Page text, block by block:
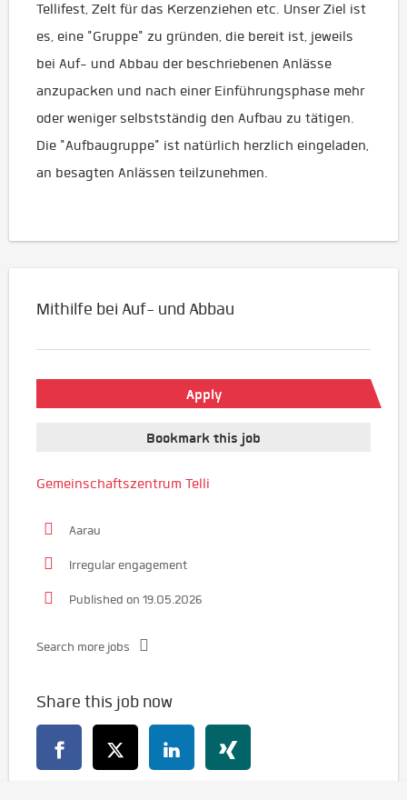
Tellifest, Zelt für das Kerzenziehen etc. Unser Ziel ist
es, eine "Gruppe" zu gründen, die bereit ist, jeweils
bei Auf- und Abbau der beschriebenen Anlässe
anzupacken und nach einer Einführungsphase mehr
oder weniger selbstständig den Aufbau zu tätigen.
Die "Aufbaugruppe" ist natürlich herzlich eingeladen,
an besagten Anlässen teilzunehmen.
Mithilfe bei Auf- und Abbau
Apply
Bookmark this job
Gemeinschaftszentrum Telli
Aarau
Irregular engagement
Published on 19.05.2026
Search more jobs
Share this job now